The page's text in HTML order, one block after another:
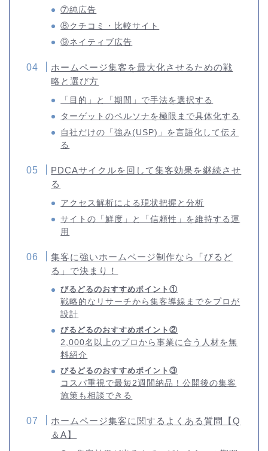
⑦純広告
⑧クチコミ・比較サイト
⑨ネイティブ広告
ホームページ集客を最大化させるための戦
略と選び方
「目的」と「期間」で手法を選択する
ターゲットのペルソナを極限まで具体化する
自社だけの「強み(USP)」を言語化して伝え
る
PDCAサイクルを回して集客効果を継続させ
る
アクセス解析による現状把握と分析
サイトの「鮮度」と「信頼性」を維持する運
用
集客に強いホームページ制作なら「びるど
る」で決まり！
びるどるのおすすめポイント①
戦略的なリサーチから集客導線までをプロが
設計
びるどるのおすすめポイント②
2,000名以上のプロから事業に合う人材を無
料紹介
びるどるのおすすめポイント③
コスパ重視で最短2週間納品！公開後の集客
施策も相談できる
ホームページ集客に関するよくある質問【Q
＆A】